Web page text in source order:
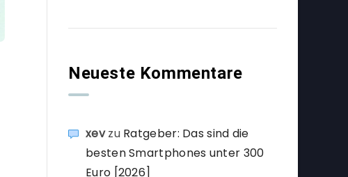
Neueste Kommentare
xevzu Ratgeber: Das sind die
besten Smartphones unter 300
Euro [2026]